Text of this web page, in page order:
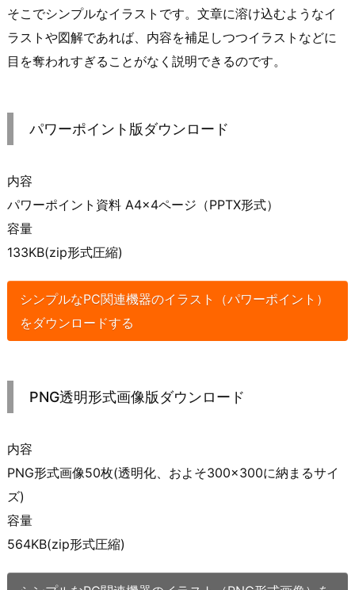
そこでシンプルなイラストです。文章に溶け込むようなイ
ラストや図解であれば、内容を補足しつつイラストなどに
目を奪われすぎることがなく説明できるのです。
パワーポイント版ダウンロード
内容
パワーポイント資料 A4×4ページ（PPTX形式）
容量
133KB(zip形式圧縮)
シンプルなPC関連機器のイラスト（パワーポイント）
をダウンロードする
PNG透明形式画像版ダウンロード
内容
PNG形式画像50枚(透明化、およそ300×300に納まるサイ
ズ)
容量
564KB(zip形式圧縮)